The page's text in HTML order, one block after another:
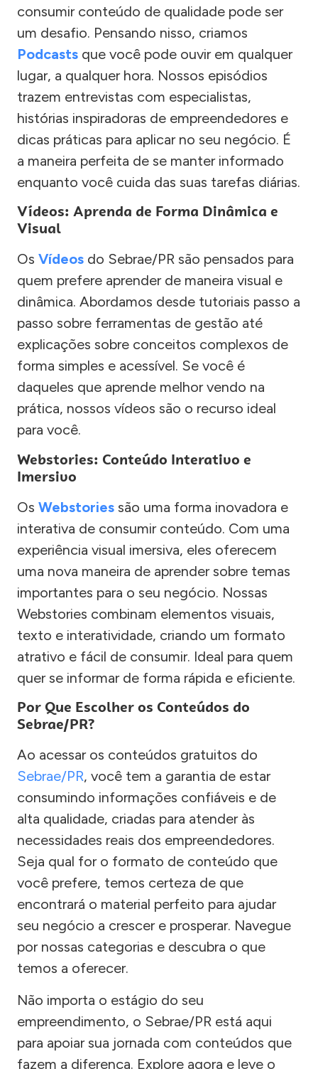
consumir conteúdo de qualidade pode ser
um desafio. Pensando nisso, criamos
Podcasts que você pode ouvir em qualquer
lugar, a qualquer hora. Nossos episódios
trazem entrevistas com especialistas,
histórias inspiradoras de empreendedores e
dicas práticas para aplicar no seu negócio. É
a maneira perfeita de se manter informado
enquanto você cuida das suas tarefas diárias.
Vídeos: Aprenda de Forma Dinâmica e
Visual
Os Vídeos do Sebrae/PR são pensados para
quem prefere aprender de maneira visual e
dinâmica. Abordamos desde tutoriais passo a
passo sobre ferramentas de gestão até
explicações sobre conceitos complexos de
forma simples e acessível. Se você é
daqueles que aprende melhor vendo na
prática, nossos vídeos são o recurso ideal
para você.
Webstories: Conteúdo Interativo e
Imersivo
Os Webstories são uma forma inovadora e
interativa de consumir conteúdo. Com uma
experiência visual imersiva, eles oferecem
uma nova maneira de aprender sobre temas
importantes para o seu negócio. Nossas
Webstories combinam elementos visuais,
texto e interatividade, criando um formato
atrativo e fácil de consumir. Ideal para quem
quer se informar de forma rápida e eficiente.
Por Que Escolher os Conteúdos do
Sebrae/PR?
Ao acessar os conteúdos gratuitos do
Sebrae/PR, você tem a garantia de estar
consumindo informações confiáveis e de
alta qualidade, criadas para atender às
necessidades reais dos empreendedores.
Seja qual for o formato de conteúdo que
você prefere, temos certeza de que
encontrará o material perfeito para ajudar
seu negócio a crescer e prosperar. Navegue
por nossas categorias e descubra o que
temos a oferecer.
Não importa o estágio do seu
empreendimento, o Sebrae/PR está aqui
para apoiar sua jornada com conteúdos que
fazem a diferença. Explore agora e leve o